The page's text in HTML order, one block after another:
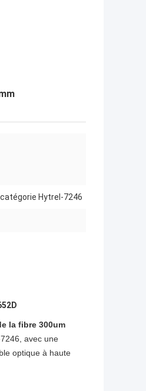
Hytrel-7246
la fibre 300um
avec une
optique à haute